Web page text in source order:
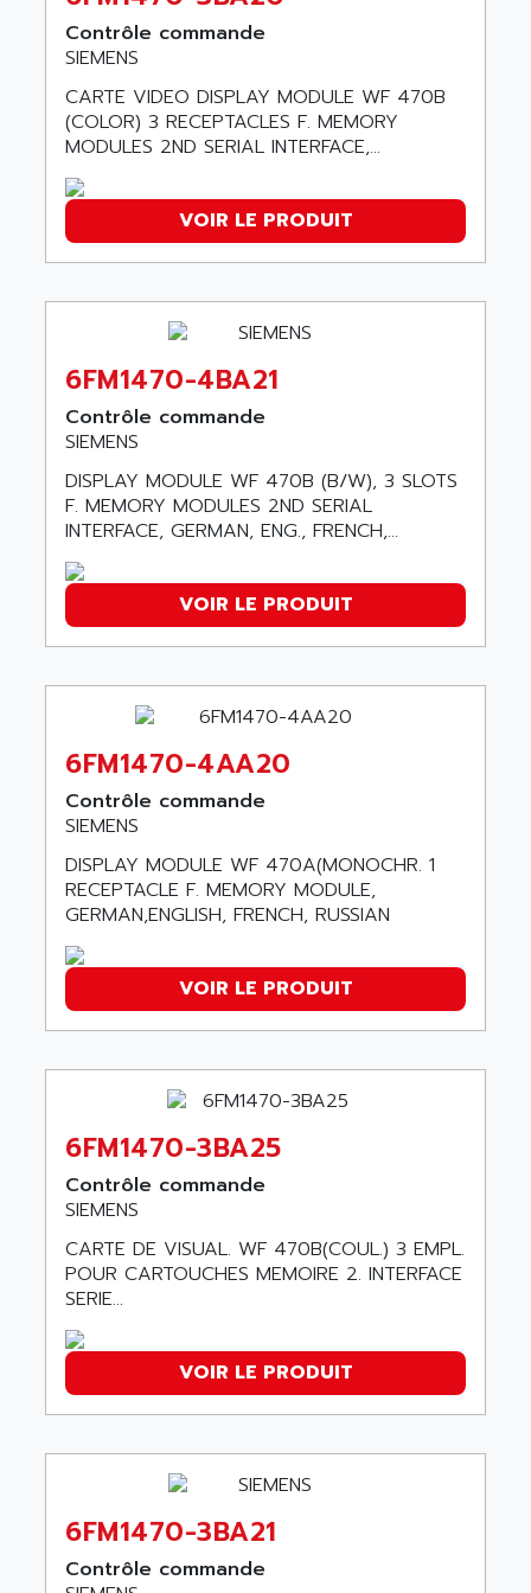
C350 / C370
RAIL SWITCH
SBC
HMI
SIMATIC OPERATOR PANEL
OPERATOR PANEL
APRIL 2000
APRIL 7000
SMC600
SMC25 et SMC 35
SMC 50 / SMC 600
SMC 600
SMC50 / SMC600
SMC 25 et SMC 35
SMC25 et SMC35
SMC
PB80
PB400
WS SERIES
PB200
TSX COMPACT
984 SERIE
SIMODRIVE
TSX21
PB15
PLC-5
NC
SERVO MOTOR
PERMANENT MAGNET MOTOR
BSM SERIE
SIMODRIVE 610
SIMOREG
SINUMERIK 800
ABC VISION
ABD
ABL
ABL SURSUM
ABOUTBATTERIE
ABS COMPUTERS
ABS SYSTEM
ABSOCODER
ABUS
ABUS ELECTRONIC
AC
AC AUTOMATION
ACARD
ACB
ACCES
ACCESS
ACCROSSER
ACCU
ACCUCELL
ACCU-SORT SYSTEMS
ACCUTRONICS
ACEDIS
ACERIME
ACI ALPHANUMERIQUE
ACIM JOUANIN
ACINDUCTO
ACKSYS
ACMA
ACOBAL
ACOMEL
ACOOL
ACOPIAN
ACQUIDUC
ACROMAG
ACS MOTION CONTROL
ACTIA
Contrôle commande
SIEMENS
CARTE VIDEO DISPLAY MODULE WF 470B
(COLOR) 3 RECEPTACLES F. MEMORY
MODULES 2ND SERIAL INTERFACE,...
VOIR LE PRODUIT
6FM1470-4BA21
Contrôle commande
SIEMENS
DISPLAY MODULE WF 470B (B/W), 3 SLOTS
F. MEMORY MODULES 2ND SERIAL
INTERFACE, GERMAN, ENG., FRENCH,...
VOIR LE PRODUIT
6FM1470-4AA20
Contrôle commande
SIEMENS
DISPLAY MODULE WF 470A(MONOCHR. 1
RECEPTACLE F. MEMORY MODULE,
GERMAN,ENGLISH, FRENCH, RUSSIAN
VOIR LE PRODUIT
6FM1470-3BA25
Contrôle commande
SIEMENS
CARTE DE VISUAL. WF 470B(COUL.) 3 EMPL.
POUR CARTOUCHES MEMOIRE 2. INTERFACE
SERIE...
VOIR LE PRODUIT
6FM1470-3BA21
Contrôle commande